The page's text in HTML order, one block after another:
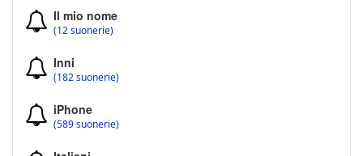
Il mio nome
(12 suonerie)
Inni
(182 suonerie)
iPhone
(589 suonerie)